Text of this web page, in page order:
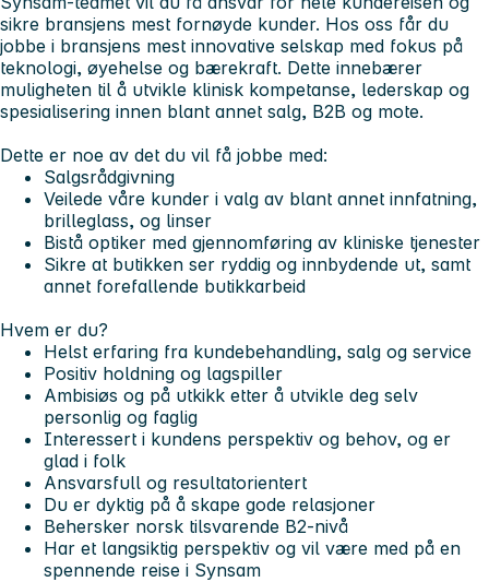
sikre bransjens mest fornøyde kunder. Hos oss får du
jobbe i bransjens mest innovative selskap med fokus på
teknologi, øyehelse og bærekraft. Dette innebærer
muligheten til å utvikle klinisk kompetanse, lederskap og
spesialisering innen blant annet salg, B2B og mote.
Dette er noe av det du vil få jobbe med:
Salgsrådgivning
Veilede våre kunder i valg av blant annet innfatning,
brilleglass, og linser
Bistå optiker med gjennomføring av kliniske tjenester
Sikre at butikken ser ryddig og innbydende ut, samt
annet forefallende butikkarbeid
Hvem er du?
Helst erfaring fra kundebehandling, salg og service
Positiv holdning og lagspiller
Ambisiøs og på utkikk etter å utvikle deg selv
personlig og faglig
Interessert i kundens perspektiv og behov, og er
glad i folk
Ansvarsfull og resultatorientert
Du er dyktig på å skape gode relasjoner
Behersker norsk tilsvarende B2-nivå
Har et langsiktig perspektiv og vil være med på en
spennende reise i Synsam